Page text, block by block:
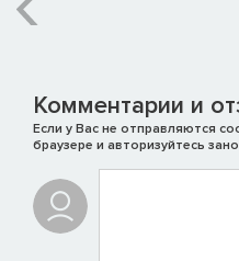
Комментарии и
Если у Вас не отправляются
браузере и авторизуйтесь